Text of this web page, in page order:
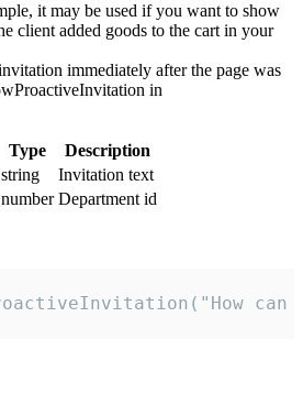
it may be used if you want to show
client added goods to the cart in your
immediately after the page was
in
Type
Description
string
Invitation text
number Department id